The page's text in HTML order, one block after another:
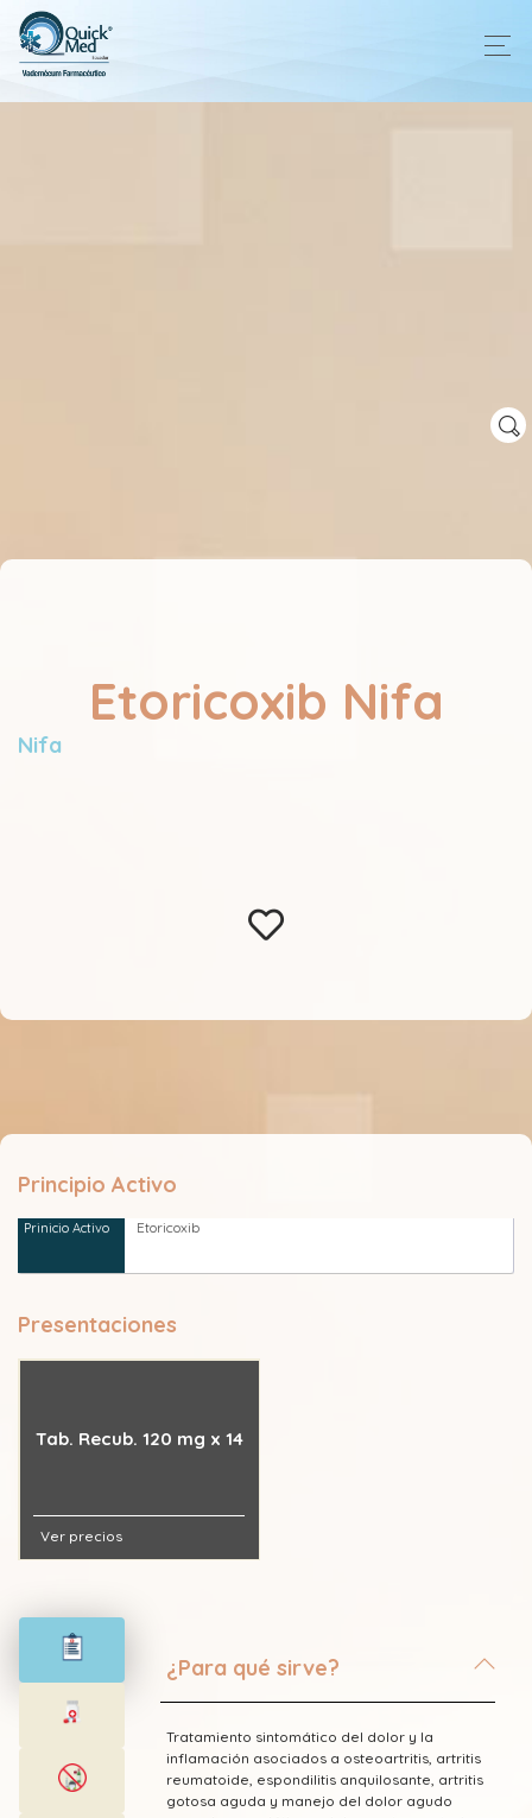
Etoricoxib Nifa
Nifa
Principio Activo
Etoricoxib
Presentaciones
Tab. Recub. 120 mg x 14
Ver precios
¿Para qué sirve?
Tratamiento sintomático del dolor y la
inflamación asociados a osteoartritis, artritis
reumatoide, espondilitis anquilosante, artritis
gotosa aguda y manejo del dolor agudo